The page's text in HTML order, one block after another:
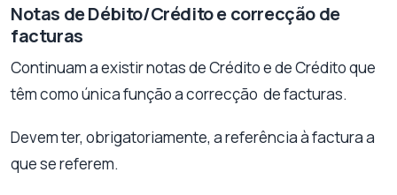
Notas de Débito/Crédito e correcção de
facturas
Continuam a existir notas de Crédito e de Crédito que
têm como única função a correcção de facturas.
Devem ter, obrigatoriamente, a referência à factura a
que se referem.